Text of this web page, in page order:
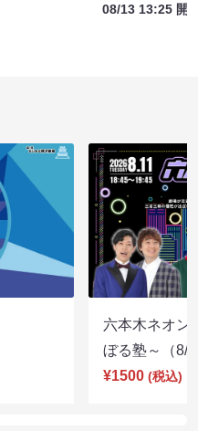
08/13 13:25 開
六本木ネオン
ぼる塾～（
¥1500 (税込)